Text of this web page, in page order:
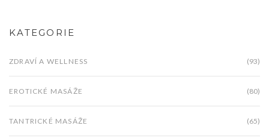
KATEGORIE
ZDRAVÍ A WELLNESS (93)
EROTICKÉ MASÁŽE (80)
TANTRICKÉ MASÁŽE (65)